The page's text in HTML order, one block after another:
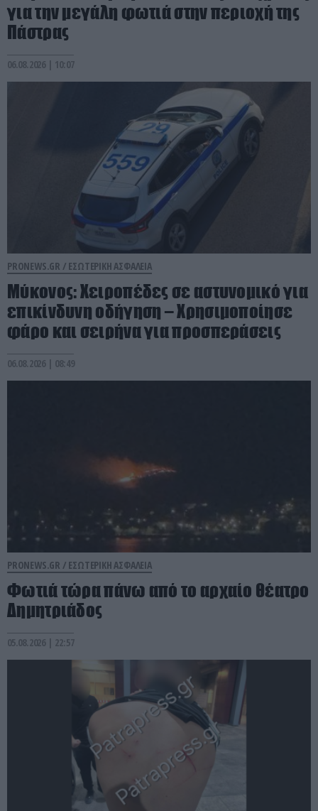
για την μεγάλη φωτιά στην περιοχή της
Πάστρας
06.08.2026 | 10:07
PRONEWS.GR / ΕΣΩΤΕΡΙΚΗ ΑΣΦΑΛΕΙΑ
Μύκονος: Χειροπέδες σε αστυνομικό για
επικίνδυνη οδήγηση – Χρησιμοποίησε
φάρο και σειρήνα για προσπεράσεις
06.08.2026 | 08:49
PRONEWS.GR / ΕΣΩΤΕΡΙΚΗ ΑΣΦΑΛΕΙΑ
Φωτιά τώρα πάνω από το αρχαίο θέατρο
Δημητριάδος
05.08.2026 | 22:57